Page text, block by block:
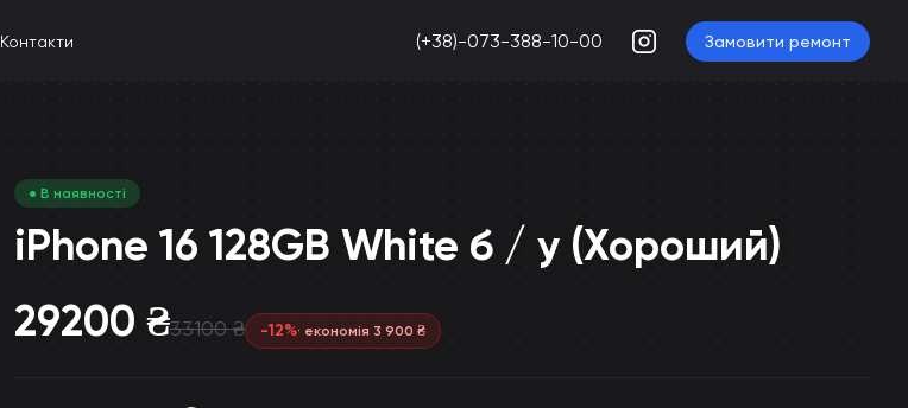
Контакти (+38)-073-388-10-00 Замовити ремонт
● В наявності
iPhone 16 128GB White б / у (Хороший)
29200 ₴33100₴ -12%· економія 3 900 ₴